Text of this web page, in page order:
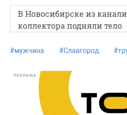
В Новосибирске из
коллектора подняли тело
#мужчина #Славгород #
РЕКЛАМА